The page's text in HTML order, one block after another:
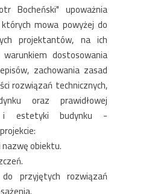
Bocheński" upoważnia
mowa powyżej do
projektantów, na ich
dostosowania
zachowania zasad
rozwiązań technicznych,
oraz prawidłowej
i estetyki budynku -
obiektu.
przyjętych rozwiązań